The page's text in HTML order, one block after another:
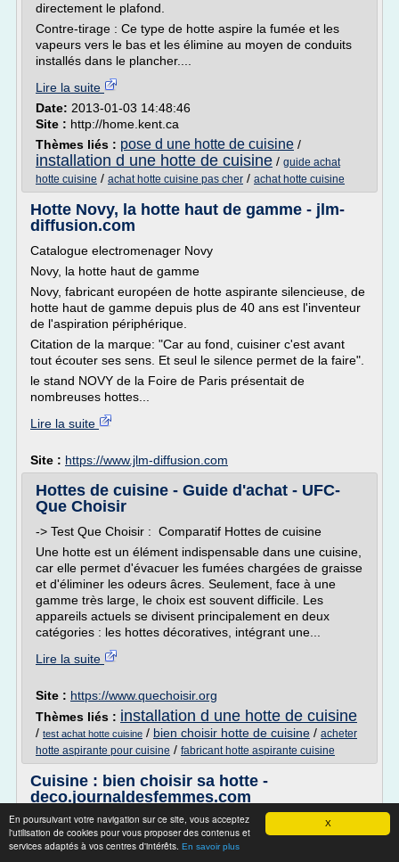
X
En poursuivant votre navigation sur ce site, vous acceptez
l'utilisation de cookies pour vous proposer des contenus et
services adaptés à vos centres d'intérêts. En savoir plus
directement le plafond.
Contre-tirage : Ce type de hotte aspire la fumée et les
vapeurs vers le bas et les élimine au moyen de conduits
installés dans le plancher....
Lire la suite
Date: 2013-01-03 14:48:46
Site : http://home.kent.ca
Thèmes liés : pose d une hotte de cuisine /
installation d une hotte de cuisine / guide achat
hotte cuisine / achat hotte cuisine pas cher / achat hotte cuisine
Hotte Novy, la hotte haut de gamme - jlm-
diffusion.com
Catalogue electromenager Novy
Novy, la hotte haut de gamme
Novy, fabricant européen de hotte aspirante silencieuse, de
hotte haut de gamme depuis plus de 40 ans est l'inventeur
de l'aspiration périphérique.
Citation de la marque: "Car au fond, cuisiner c'est avant
tout écouter ses sens. Et seul le silence permet de la faire".
le stand NOVY de la Foire de Paris présentait de
nombreuses hottes...
Lire la suite
Site : https://www.jlm-diffusion.com
Hottes de cuisine - Guide d'achat - UFC-
Que Choisir
-> Test Que Choisir : Comparatif Hottes de cuisine
Une hotte est un élément indispensable dans une cuisine,
car elle permet d'évacuer les fumées chargées de graisse
et d'éliminer les odeurs âcres. Seulement, face à une
gamme très large, le choix est souvent difficile. Les
appareils actuels se divisent principalement en deux
catégories : les hottes décoratives, intégrant une...
Lire la suite
Site : https://www.quechoisir.org
Thèmes liés : installation d une hotte de cuisine
/ test achat hotte cuisine / bien choisir hotte de cuisine / acheter
hotte aspirante pour cuisine / fabricant hotte aspirante cuisine
Cuisine : bien choisir sa hotte -
deco.journaldesfemmes.com
Cuisine : bien choisir sa hotte
Chronique publiée le 10/09/13 18:27